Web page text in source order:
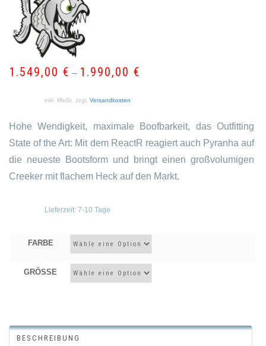
1.549,00 € – 1.990,00 €
inkl. MwSt. zzgl. Versandkosten
Hohe Wendigkeit, maximale Boofbarkeit, das Outfitting
State of the Art: Mit dem ReactR reagiert auch Pyranha auf
die neueste Bootsform und bringt einen großvolumigen
Creeker mit flachem Heck auf den Markt.
Lieferzeit: 7-10 Tage
FARBE
GRÖSSE
BESCHREIBUNG